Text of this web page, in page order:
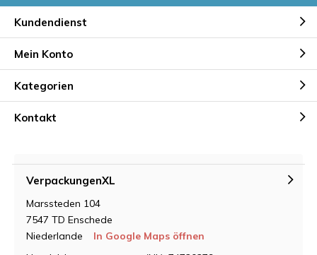
Kundendienst
Mein Konto
Kategorien
Kontakt
VerpackungenXL
Marssteden 104
7547 TD Enschede
Niederlande
In Google Maps öffnen